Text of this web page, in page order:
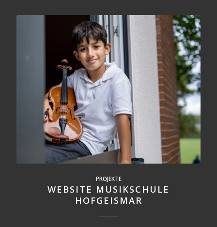
PROJEKTE
WEBSITE MUSIKSCHULE
HOFGEISMAR